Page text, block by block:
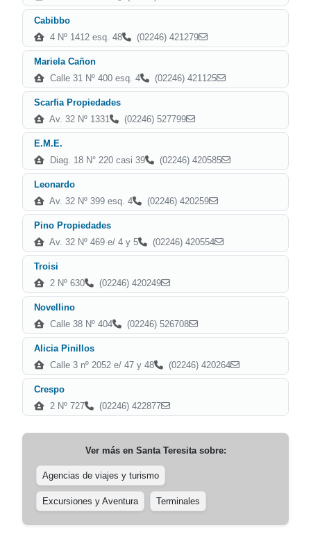
Cabibbo
4 Nº 1412 esq. 48
(02246) 421279
Mariela Cañon
Calle 31 Nº 400 esq. 4
(02246) 421125
Scarfia Propiedades
Av. 32 Nº 1331
(02246) 527799
E.M.E.
Diag. 18 N° 220 casi 39
(02246) 420585
Leonardo
Av. 32 Nº 399 esq. 4
(02246) 420259
Pino Propiedades
Av. 32 Nº 469 e/ 4 y 5
(02246) 420554
Troisi
2 Nº 630
(02246) 420249
Novellino
Calle 38 Nº 404
(02246) 526708
Alicia Pinillos
Calle 3 nº 2052 e/ 47 y 48
(02246) 420264
Crespo
2 Nº 727
(02246) 422877
Ver más en Santa Teresitasobre:
Agencias de viajes y turismo
Excursiones y Aventura Terminales